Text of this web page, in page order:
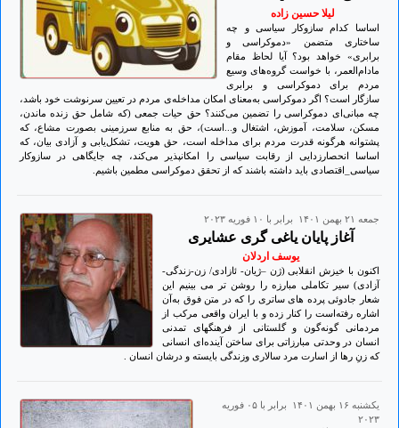
لیلا حسین زاده
اساسا کدام سازوکار سیاسی و چه
ساختاری متضمن «دموکراسی و
برابری» خواهد بود؟ آیا لحاظ مقام
مادام‌العمر، با خواست گروه‌های وسیع
مردم برای دموکراسی و برابری
سازگار است؟ اگر دموکراسی به‌معنای امکان مداخله‌ی مردم در تعیین سرنوشت خود باشد،
چه مبانی‌ای دموکراسی را تضمین می‌کنند؟ حق حیات جمعی (که شامل حق زنده‌ ماندن،
مسکن، سلامت، آموزش، اشتغال و...است)، حق به منابع سرزمینی بصورت مشاع، که
پشتوانه هرگونه قدرت مردم برای مداخله است، حق هویت، تشکل‌یابی و ‏آزادی بیان، که
اساسا انحصارزدایی از رقابت سیاسی را امکانپذیر می‌کند، چه جایگاهی در سازوکار
سیاسی_اقتصادی باید داشته باشند که از تحقق دموکراسی مطمین باشیم.
جمعه ۲۱ بهمن ۱۴۰۱ برابر با ۱۰ فوريه ۲۰۲۳
آغاز پایان یاغی گری عشایری
یوسف اردلان
اکنون با خیزش انقلابی (ژن –ژیان- ئازادی/ زن-زندگی-
آزادی) سیر تکاملی مبارزە را روشن تر می بینیم این
شعار جادوئی پردە های ساتری را کە در متن فوق بەآن
اشارە رفتەاست را کنار زدە و با ایران واقعی مرکب از
مردمانی گونەگون و گلستانی از فرهنگهای تمدنی
انسان در وحدتی مبارزاتی برای ساختن آیندەای انسانی
کە زنِ رها از اسارت مرد سالاری وزندگی بایستە و درشان انسان .
يكشنبه ۱۶ بهمن ۱۴۰۱ برابر با ۰۵ فوريه
۲۰۲۳